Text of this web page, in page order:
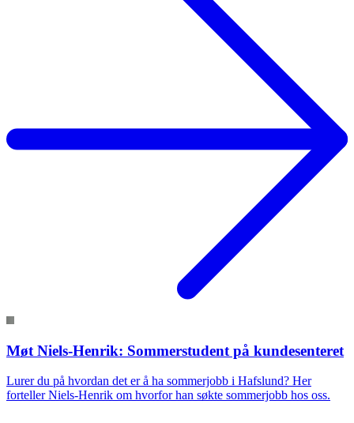
Møt Niels-Henrik: Sommerstudent på kundesenteret
Lurer du på hvordan det er å ha sommerjobb i Hafslund? Her
forteller Niels-Henrik om hvorfor han søkte sommerjobb hos oss.